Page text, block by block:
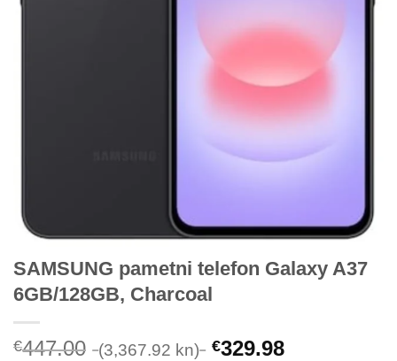
SAMSUNG pametni telefon Galaxy A37
6GB/128GB, Charcoal
€447.00 (3,367.92 kn) €329.98